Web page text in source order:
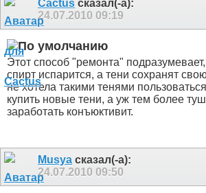
Cactus сказал(-а):
24.07.2010 09:19
Этот способ "ремонта"
спирт испарится, а тени сохранят
не хотела такими тенями
купить новые тени, а уж тем более
заработать конъюктивит.
Musya сказал(-а):
24.07.2010 09:50